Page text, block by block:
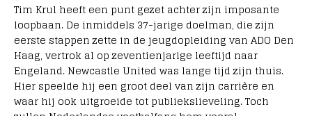
Tim Krul heeft een punt gezet achter zijn imposante
loopbaan. De inmiddels 37-jarige doelman, die zijn
eerste stappen zette in de jeugdopleiding van ADO Den
Haag, vertrok al op zeventienjarige leeftijd naar
Engeland. Newcastle United was lange tijd zijn thuis.
Hier speelde hij een groot deel van zijn carrière en
waar hij ook uitgroeide tot publiekslieveling. Toch